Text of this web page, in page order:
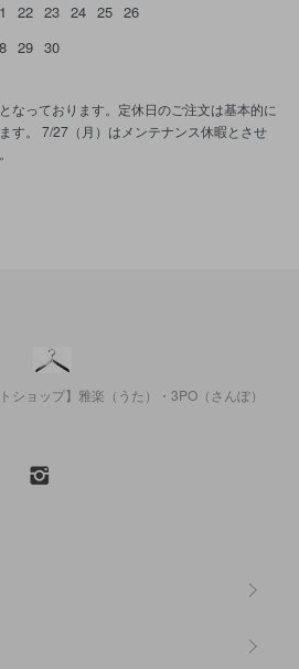
22 23 24 25 26
29 30
なっております。定休日のご注文は基本的に
す。 7/27（月）はメンテナンス休暇とさせ
ショップ】雅楽（うた）・3PO（さんぽ）